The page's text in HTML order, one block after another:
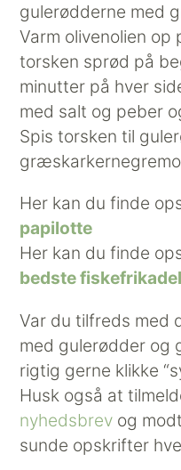
gulerødderne med
Varm olivenolien op
torsken sprød på
minutter på hver
med salt og peber
Spis torsken til
Her kan du finde
papilotte
Her kan du finde
bedste
Var du tilfreds med
med gulerødder og
rigtig gerne klikke
Husk også at
nyhedsbrev og
sunde opskrifter